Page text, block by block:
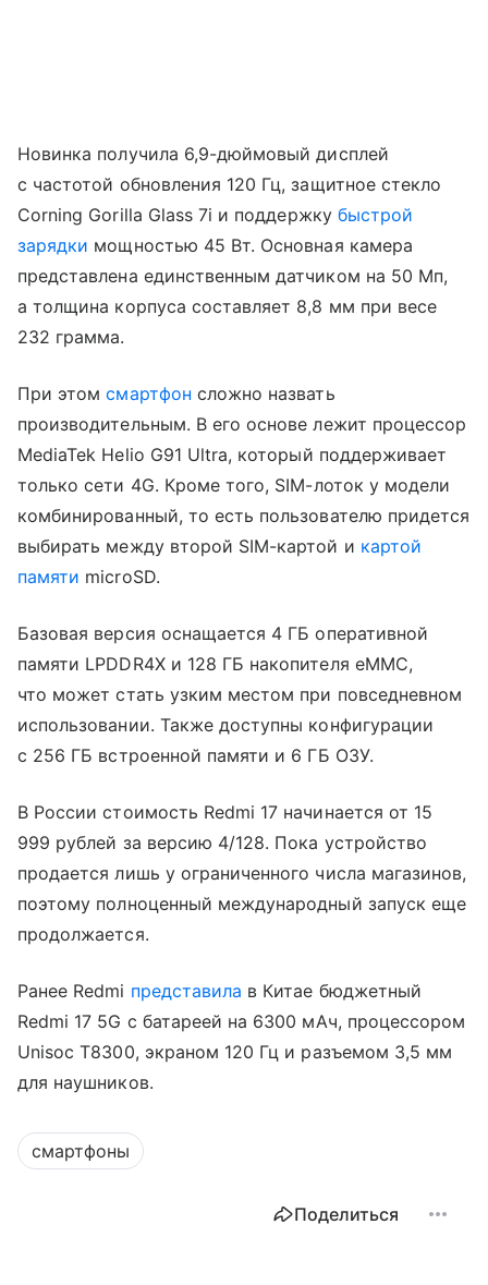
Новинка получила 6,9-дюймовый дисплей
с частотой обновления 120 Гц, защитное стекло
Corning Gorilla Glass 7i и поддержку быстрой
зарядки мощностью 45 Вт. Основная камера
представлена единственным датчиком на 50 Мп,
а толщина корпуса составляет 8,8 мм при весе
232 грамма.
При этомсмартфон сложно назвать
производительным. В его основе лежит процессор
MediaTek Helio G91 Ultra, который поддерживает
только сети 4G. Кроме того, SIM-лоток у модели
комбинированный, то есть пользователю придется
выбирать между второй SIM-картой и картой
памяти microSD.
Базовая версия оснащается 4 ГБ оперативной
памяти LPDDR4X и 128 ГБ накопителя eMMC,
что может стать узким местом при повседневном
использовании. Также доступны конфигурации
с 256 ГБ встроенной памяти и 6 ГБ ОЗУ.
В России стоимость Redmi 17 начинается от 15
999 рублей за версию 4/128. Пока устройство
продается лишь у ограниченного числа магазинов,
поэтому полноценный международный запуск еще
продолжается.
Ранее Redmi представила в Китае бюджетный
Redmi 17 5G с батареей на 6300 мАч, процессором
Unisoc T8300, экраном 120 Гц и разъемом 3,5 мм
для наушников.
смартфоны
Поделиться